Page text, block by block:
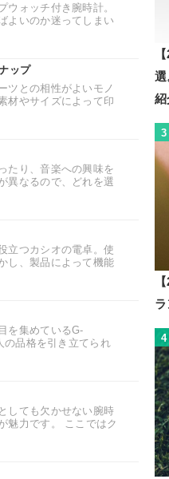
ォッチ付き腕時計。
よいのか迷ってしまい
ップ
ツとの相性がよいモノ
材やサイズによって印
たり、音楽への興味を
異なるので、どれを選
立つカシオの電卓。使
し、製品によって機能
を集めているG-
の品格を引き立てられ
しても欠かせない腕時
魅力です。 ここではク
紹
3
4